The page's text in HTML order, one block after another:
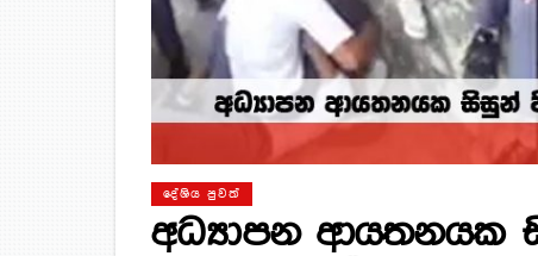
දේශිය පුවත්
අධ්‍යාපන ආයතනයක